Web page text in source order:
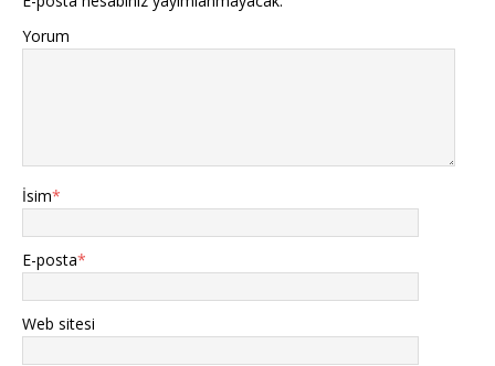
Yorum
İsim*
E-posta*
Web sitesi